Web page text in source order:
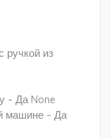
ручкой из
- Да None
машине - Да